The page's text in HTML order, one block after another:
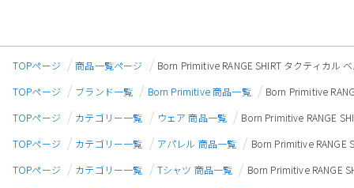
TOPページ 商品一覧ページ
Born Primitive RANGE SHIRT タクティカル
TOPページ
ブランド一覧 Born Primitive 商品一覧
Born Primitive
TOPページ
カテゴリー一覧 ウェア 商品一覧
Born Primitive RANGE
TOPページ
カテゴリー一覧 アパレル 商品一覧
Born Primitive RANGE
TOPページ
カテゴリー一覧 Tシャツ 商品一覧
Born Primitive RANGE